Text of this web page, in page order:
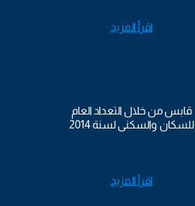
اقرأ المزيد
قابس من خلال التعداد العام
للسكان والسكنى لسنة 2014
اقرأ المزيد